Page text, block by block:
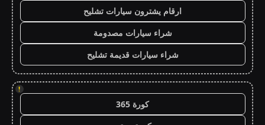
ارقام يشترون سيارات تشليح
شراء سيارات مصدومة
شراء سيارات قديمة تشليح
!
كورة 365